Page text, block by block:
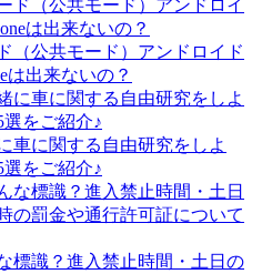
（公共モード）アンドロイド
は出来ないの？
車に関する自由研究をしよ
をご紹介♪
標識？進入禁止時間・土日の